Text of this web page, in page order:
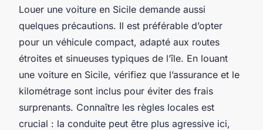
Louer une voiture en Sicile demande aussi
quelques précautions. Il est préférable d’opter
pour un véhicule compact, adapté aux routes
étroites et sinueuses typiques de l’île. En louant
une voiture en Sicile, vérifiez que l’assurance et le
kilométrage sont inclus pour éviter des frais
surprenants. Connaître les règles locales est
crucial : la conduite peut être plus agressive ici,